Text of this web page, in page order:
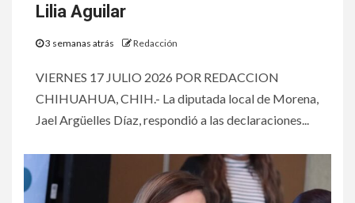
Lilia Aguilar
3 semanas atrás Redacción
VIERNES 17 JULIO 2026 POR REDACCION
CHIHUAHUA, CHIH.- La diputada local de Morena,
Jael Argüelles Díaz, respondió a las declaraciones...